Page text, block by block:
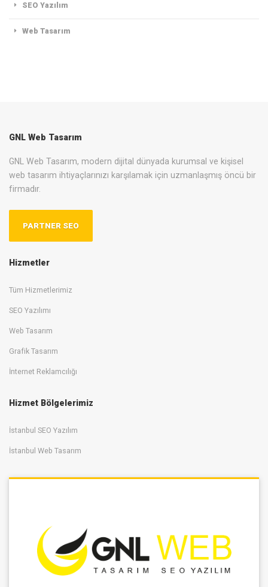
SEO Yazılım
Web Tasarım
GNL Web Tasarım
GNL Web Tasarım, modern dijital dünyada kurumsal ve kişisel
web tasarım ihtiyaçlarınızı karşılamak için uzmanlaşmış öncü bir
firmadır.
PARTNER SEO
Hizmetler
Tüm Hizmetlerimiz
SEO Yazılımı
Web Tasarım
Grafik Tasarım
İnternet Reklamcılığı
Hizmet Bölgelerimiz
İstanbul SEO Yazılım
İstanbul Web Tasarım